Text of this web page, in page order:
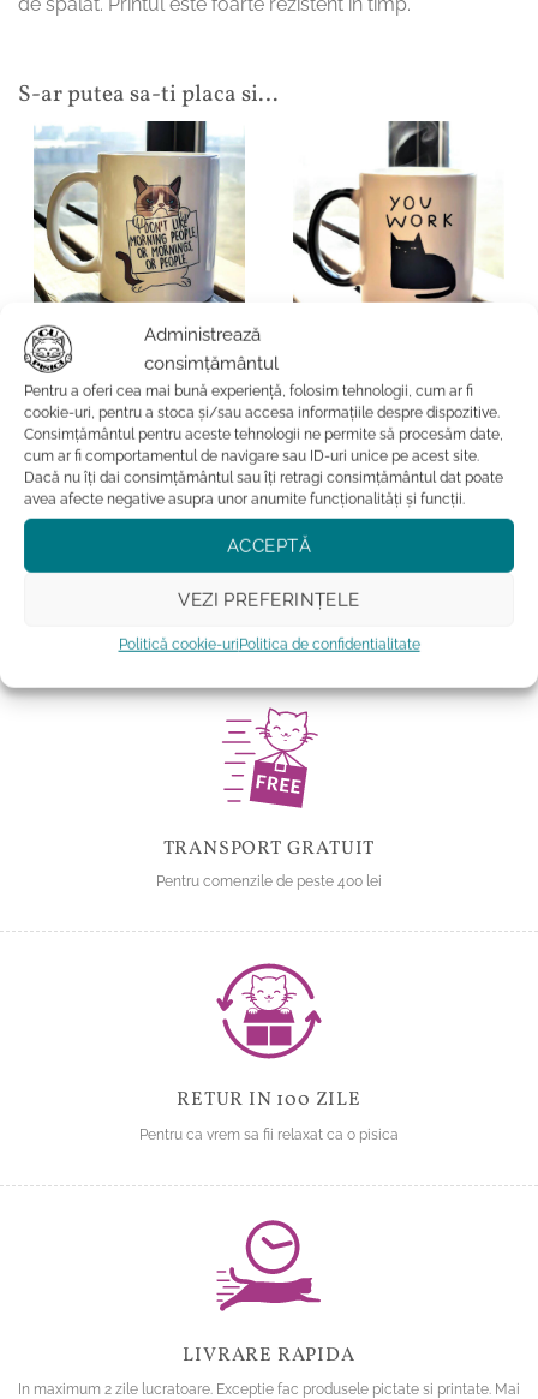
Administrează
consimțământul
Pentru a oferi cea mai bună experiență, folosim tehnologii, cum ar fi
cookie-uri, pentru a stoca și/sau accesa informațiile despre dispozitive.
Consimțământul pentru aceste tehnologii ne permite să procesăm date,
cum ar fi comportamentul de navigare sau ID-uri unice pe acest site.
Dacă nu îți dai consimțământul sau îți retragi consimțământul dat poate
avea afecte negative asupra unor anumite funcționalități și funcții.
ACCEPTĂ
VEZI PREFERINȚELE
Politică cookie-uriPolitica de confidentialitate
S-ar putea sa-ti placa si…
CADOURI CU PISICI
Cana Grumpy Cat
Evaluat la
5din 5
74.99lei
ADAUGĂ ÎN COȘ
Cana termosensibila cu
pisica-Judgemental Cat
Evaluat la
5din 5
89.99lei
ADAUGĂ ÎN COȘ
Adauga la favorite
TRANSPORT GRATUIT
Pentru comenzile de peste 400 lei
RETUR IN 100 ZILE
Pentru ca vrem sa fii relaxat ca o pisica
LIVRARE RAPIDA
In maximum 2 zile lucratoare. Exceptie fac produsele pictate si printate. Mai